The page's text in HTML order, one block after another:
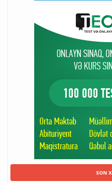
SON